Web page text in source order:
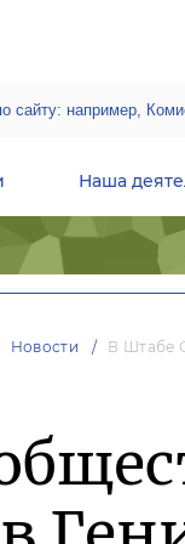
Наша
Новости В Штабе